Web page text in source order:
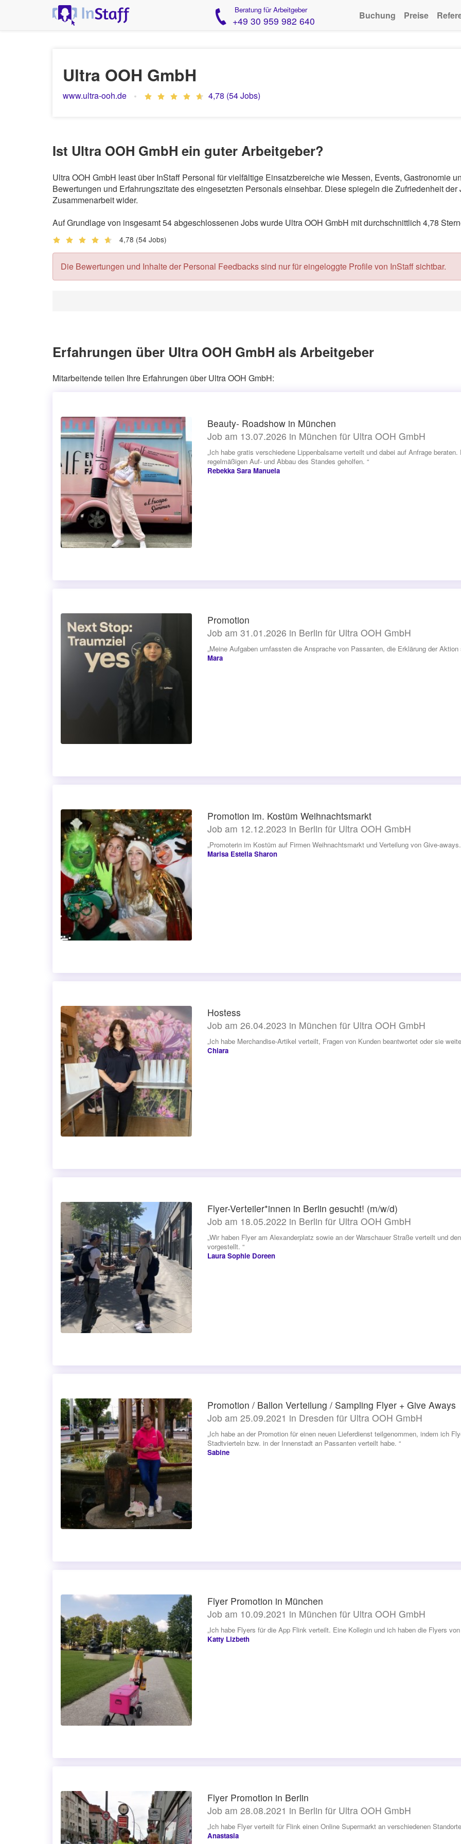
Beratung für Arbeitgeber
+49 30 959 982 640 Buchung Preise
Ultra OOH GmbH
www.ultra-ooh.de 4,78 (54 Jobs)
Ist Ultra OOH GmbH ein guter Arbeitgeber?
Ultra OOH GmbH least über InStaff Personal für vielfältige Einsatzbereiche wie Messen, Events, Gastronomie
Bewertungen und Erfahrungszitate des eingesetzten Personals einsehbar. Diese spiegeln die Zufriedenheit
Zusammenarbeit wider.
Auf Grundlage von insgesamt 54 abgeschlossenen Jobs wurde Ultra OOH GmbH mit durchschnittlich 4,78
4,78 (54 Jobs)
Die Bewertungen und Inhalte der Personal Feedbacks sind nur für eingeloggte Profile von InStaff sichtbar.
Erfahrungen über Ultra OOH GmbH als Arbeitgeber
Mitarbeitende teilen Ihre Erfahrungen über Ultra OOH GmbH:
Beauty- Roadshow in München
Job am 13.07.2026 in München für Ultra OOH GmbH
„Ich habe gratis verschiedene Lippenbalsame verteilt und dabei auf Anfrage
regelmäßigen Auf- und Abbau des Standes geholfen. “
Rebekka Sara Manuela
Promotion
Job am 31.01.2026 in Berlin für Ultra OOH GmbH
„Meine Aufgaben umfassten die Ansprache von Passanten, die Erklärung der
Mara
Promotion im. Kostüm Weihnachtsmarkt
Job am 12.12.2023 in Berlin für Ultra OOH GmbH
„Promoterin im Kostüm auf Firmen Weihnachtsmarkt und Verteilung von Give-
Marisa Estella Sharon
Hostess
Job am 26.04.2023 in München für Ultra OOH GmbH
„Ich habe Merchandise-Artikel verteilt, Fragen von Kunden beantwortet oder sie
Chiara
Flyer-Verteiler*innen in Berlin gesucht! (m/w/d)
Job am 18.05.2022 in Berlin für Ultra OOH GmbH
„Wir haben Flyer am Alexanderplatz sowie an der Warschauer Straße verteilt und
vorgestellt. “
Laura Sophie Doreen
Promotion / Ballon Verteilung / Sampling Flyer + Give Aways
Job am 25.09.2021 in Dresden für Ultra OOH GmbH
„Ich habe an der Promotion für einen neuen Lieferdienst teilgenommen, indem ich
Stadtvierteln bzw. in der Innenstadt an Passanten verteilt habe. “
Sabine
Flyer Promotion in München
Job am 10.09.2021 in München für Ultra OOH GmbH
„Ich habe Flyers für die App Flink verteilt. Eine Kollegin und ich haben die Flyers
Katty Lizbeth
Flyer Promotion in Berlin
Job am 28.08.2021 in Berlin für Ultra OOH GmbH
„Ich habe Flyer verteilt für Flink einen Online Supermarkt an verschiedenen
Anastasia